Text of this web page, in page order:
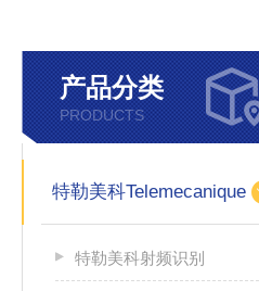
产品分类
PRODUCTS
特勒美科Telemecanique
特勒美科射频识别